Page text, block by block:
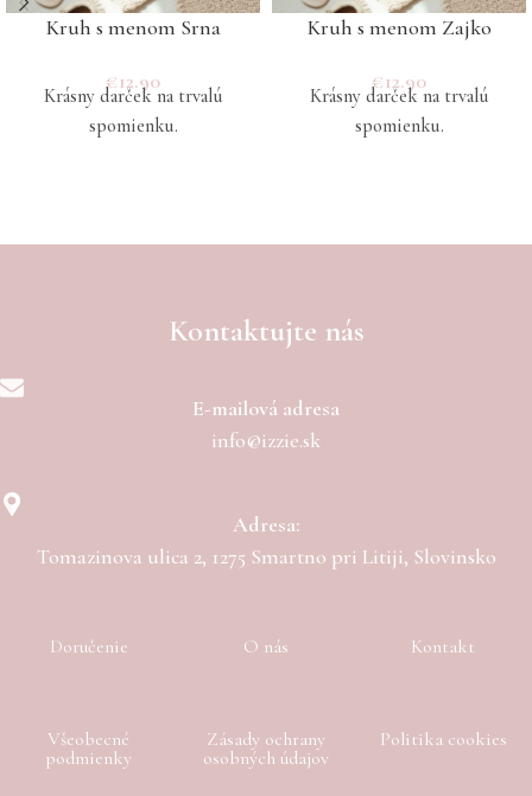
Kruh s menom Srna
€12.90
Krásny darček na trvalú
spomienku.
Kruh s menom Zajko
€12.90
Krásny darček na trvalú
spomienku.
Kontaktujte nás
E-mailová adresa
info@izzie.sk
Adresa:
Tomazinova ulica 2, 1275 Smartno pri Litiji, Slovinsko
Doručenie O nás Kontakt
Všeobecné
podmienky
Zásady ochrany
osobných údajov
Politika cookies